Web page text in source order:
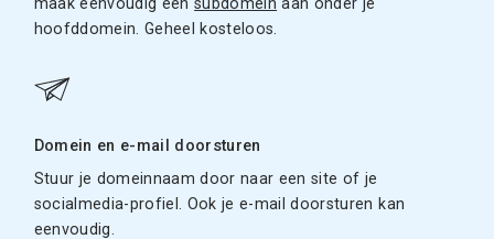
maak eenvoudig eensubdomein aan onder je
hoofddomein. Geheel kosteloos.
Domein en e-mail doorsturen
Stuur je domeinnaam door naar een site of je
socialmedia-profiel. Ook je e-mail doorsturen kan
eenvoudig.